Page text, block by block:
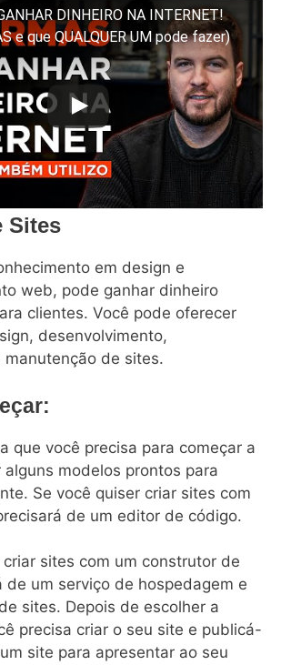
DINHEIRO NA INTERNET!
e que QUALQUER UM pode fazer)
Sites
em design e
web, pode ganhar dinheiro
clientes. Você pode oferecer
desenvolvimento,
manutenção de sites.
que você precisa para começar a
modelos prontos para
Se você quiser criar sites com
de um editor de código.
criar sites com um construtor de
de um serviço de hospedagem e
sites. Depois de escolher a
precisa criar o seu site e publicá-
site para apresentar ao seu